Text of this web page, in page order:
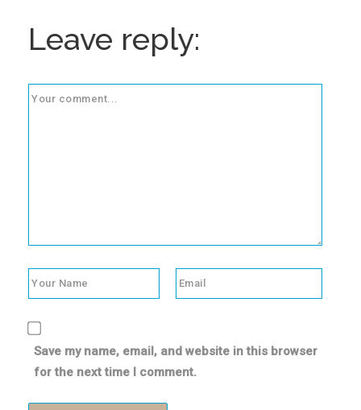
Leave reply:
Save my name, email, and website in this browser
for the next time I comment.